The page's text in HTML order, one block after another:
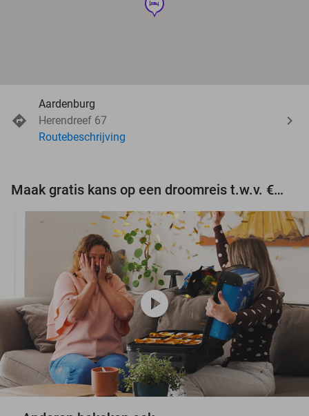
hotel
Aardenburg
Herendreef 67
Routebeschrijving
Maak gratis kans op een droomreis t.w.v. €3.000!
play_circle